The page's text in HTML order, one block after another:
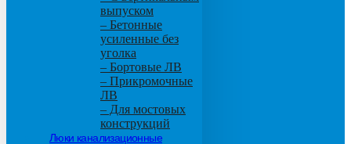
выпуском
– Бетонные
усиленные без
уголка
– Бортовые ЛВ
– Прикромочные
ЛВ
– Для мостовых
конструкций
Люки канализационные